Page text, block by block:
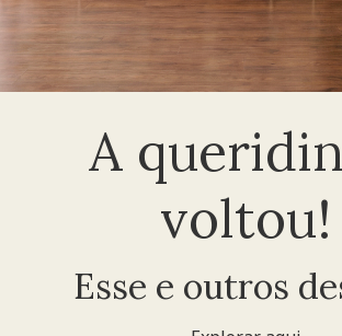
A
voltou!
Esse e outros